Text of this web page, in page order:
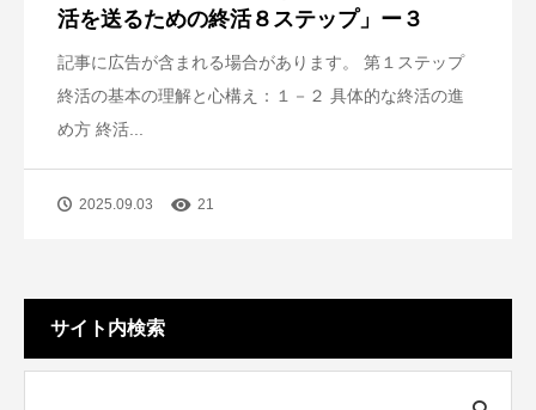
活を送るための終活８ステップ」ー３
記事に広告が含まれる場合があります。 第１ステップ
終活の基本の理解と心構え：１－２ 具体的な終活の進
め方 終活...
2025.09.03 21
サイト内検索